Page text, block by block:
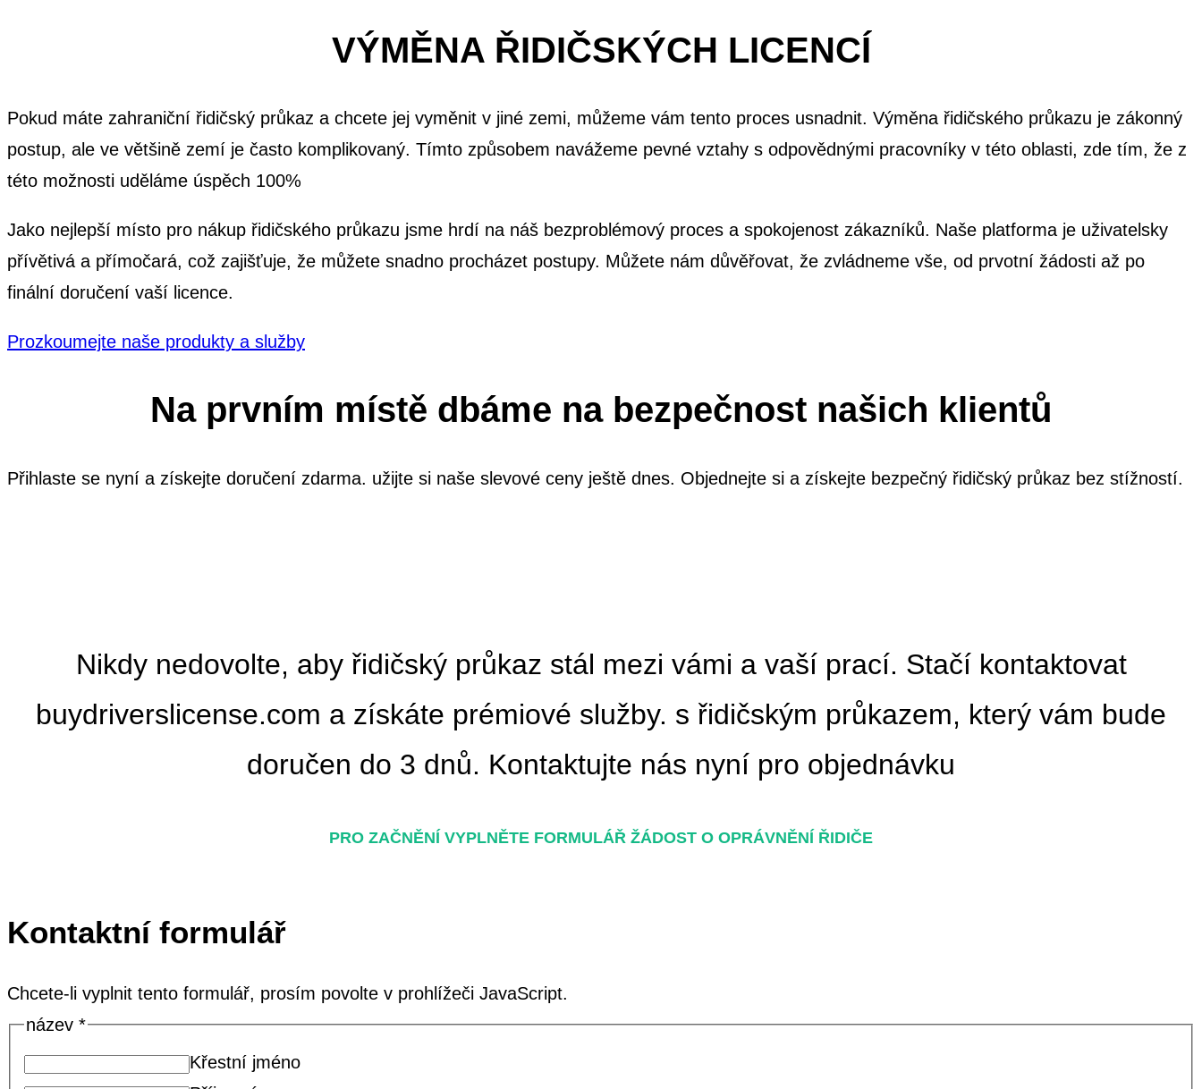
VÝMĚNA ŘIDIČSKÝCH LICENCÍ
Pokud máte zahraniční řidičský průkaz a chcete jej vyměnit v jiné zemi, můžeme vám tento proces usnadnit. Výměna řidičského průkazu je zákonný
postup, ale ve většině zemí je často komplikovaný. Tímto způsobem navážeme pevné vztahy s odpovědnými pracovníky v této oblasti, zde tím, že z
této možnosti uděláme úspěch 100%
Jako nejlepší místo pro nákup řidičského průkazu jsme hrdí na náš bezproblémový proces a spokojenost zákazníků. Naše platforma je uživatelsky
přívětivá a přímočará, což zajišťuje, že můžete snadno procházet postupy. Můžete nám důvěřovat, že zvládneme vše, od prvotní žádosti až po
finální doručení vaší licence.
Prozkoumejte naše produkty a služby
Na prvním místě dbáme na bezpečnost našich klientů
Přihlaste se nyní a získejte doručení zdarma. užijte si naše slevové ceny ještě dnes. Objednejte si a získejte bezpečný řidičský průkaz bez stížností.
Nikdy nedovolte, aby řidičský průkaz stál mezi vámi a vaší prací. Stačí kontaktovat
buydriverslicense.com a získáte prémiové služby. s řidičským průkazem, který vám bude
doručen do 3 dnů. Kontaktujte nás nyní pro objednávku
PRO ZAČNĚNÍ VYPLNĚTE FORMULÁŘ ŽÁDOST O OPRÁVNĚNÍ ŘIDIČE
Kontaktní formulář
Chcete-li vyplnit tento formulář, prosím povolte v prohlížeči JavaScript.
název *
Křestní jméno